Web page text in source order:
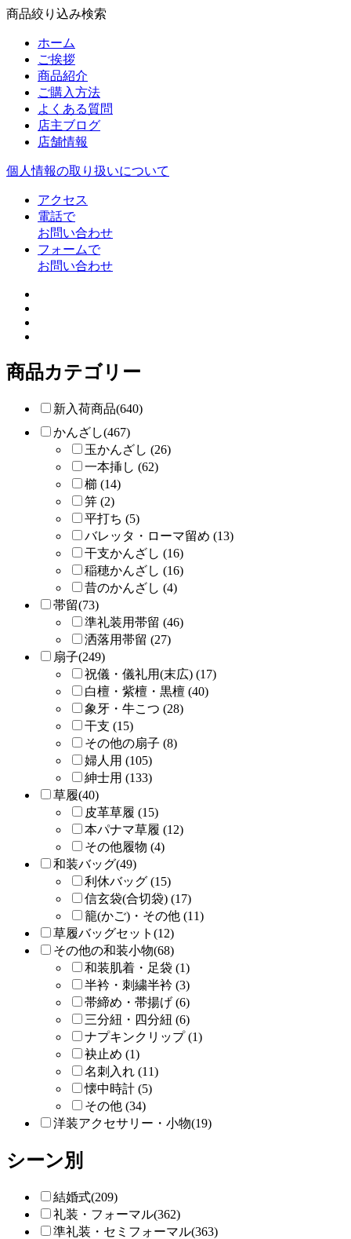
商品絞り込み検索
ホーム
ご挨拶
商品紹介
ご購入方法
よくある質問
店主ブログ
店舗情報
個人情報の取り扱いについて
アクセス
電話で
お問い合わせ
フォームで
お問い合わせ
商品カテゴリー
新入荷商品(640)
かんざし(467)
玉かんざし (26)
一本挿し (62)
櫛 (14)
笄 (2)
平打ち (5)
バレッタ・ローマ留め (13)
干支かんざし (16)
稲穂かんざし (16)
昔のかんざし (4)
帯留(73)
準礼装用帯留 (46)
洒落用帯留 (27)
扇子(249)
祝儀・儀礼用(末広) (17)
白檀・紫檀・黒檀 (40)
象牙・牛こつ (28)
干支 (15)
その他の扇子 (8)
婦人用 (105)
紳士用 (133)
草履(40)
皮革草履 (15)
本パナマ草履 (12)
その他履物 (4)
和装バッグ(49)
利休バッグ (15)
信玄袋(合切袋) (17)
籠(かご)・その他 (11)
草履バッグセット(12)
その他の和装小物(68)
和装肌着・足袋 (1)
半衿・刺繍半衿 (3)
帯締め・帯揚げ (6)
三分紐・四分紐 (6)
ナプキンクリップ (1)
袂止め (1)
名刺入れ (11)
懐中時計 (5)
その他 (34)
洋装アクセサリー・小物(19)
シーン別
結婚式(209)
礼装・フォーマル(362)
準礼装・セミフォーマル(363)